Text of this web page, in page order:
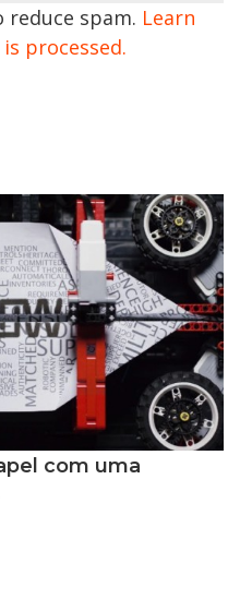
reduce spam. Learn
processed.
com uma